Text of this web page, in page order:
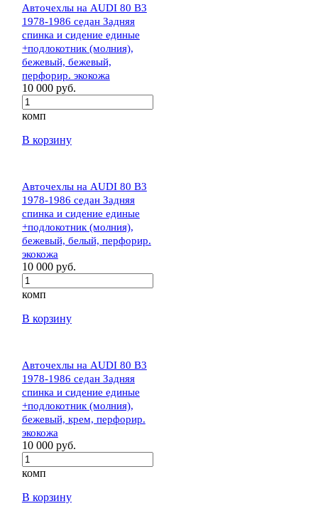
Авточехлы на AUDI 80 В3
1978-1986 седан Задняя
спинка и сидение единые
+подлокотник (молния),
бежевый, бежевый,
перфорир. экокожа
10 000 руб.
комп
В корзину
Авточехлы на AUDI 80 В3
1978-1986 седан Задняя
спинка и сидение единые
+подлокотник (молния),
бежевый, белый, перфорир.
экокожа
10 000 руб.
комп
В корзину
Авточехлы на AUDI 80 В3
1978-1986 седан Задняя
спинка и сидение единые
+подлокотник (молния),
бежевый, крем, перфорир.
экокожа
10 000 руб.
комп
В корзину